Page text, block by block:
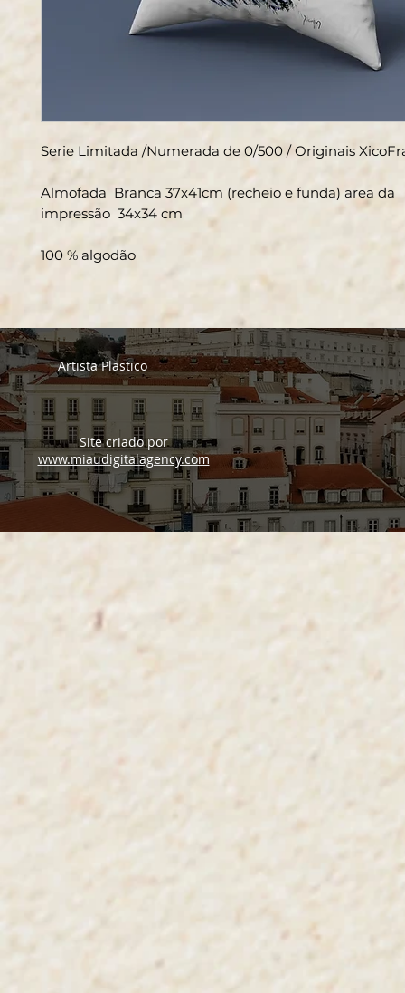
Serie Limitada /Numerada de 0/500 / Originais
Almofada Branca 37x41cm (recheio e funda) area da
impressão 34x34 cm
100 % algodão
Artista Plastico
Site criado por
www.miaudigitalagency.com